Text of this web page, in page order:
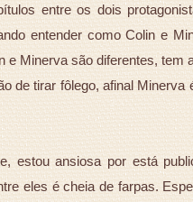
entre os dois
entender como Colin e
e Minerva são diferentes, tem
de tirar fôlego, afinal Minerva
estou ansiosa por está
eles é cheia de farpas.